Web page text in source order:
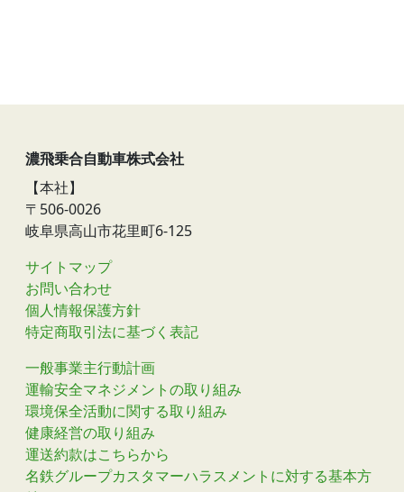
濃飛乗合自動車株式会社
【本社】
〒506-0026
岐阜県高山市花里町6-125
サイトマップ
お問い合わせ
個人情報保護方針
特定商取引法に基づく表記
一般事業主行動計画
運輸安全マネジメントの取り組み
環境保全活動に関する取り組み
健康経営の取り組み
運送約款はこちらから
名鉄グループカスタマーハラスメントに対する基本方